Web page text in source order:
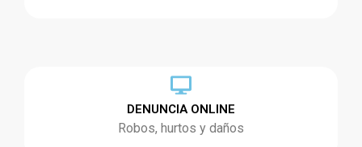
DENUNCIA ONLINE
Robos, hurtos y daños